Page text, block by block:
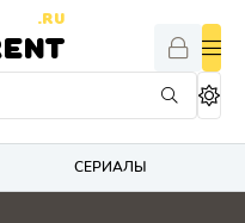
.RU
СЕРИАЛЫ